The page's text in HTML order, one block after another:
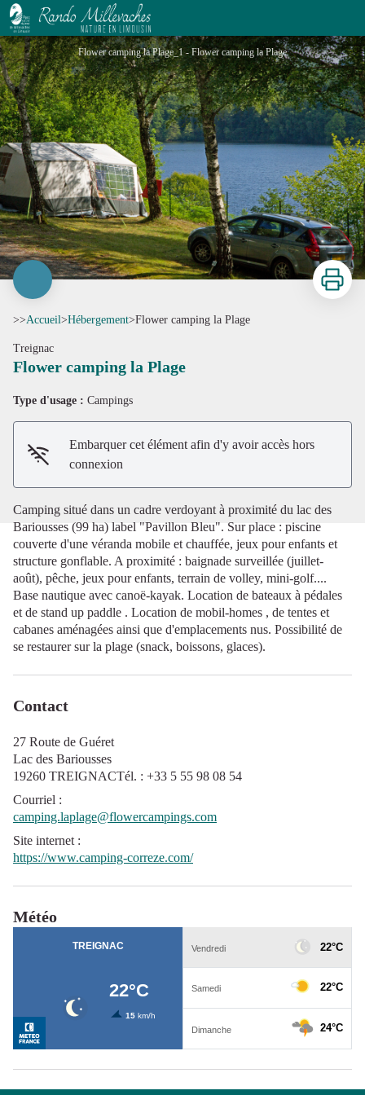
Flower camping la Plage
Flower camping la Plage_1 - Flower camping la Plage
Imprimer
>>Accueil>Hébergement>Flower camping la Plage
Treignac
Flower camping la Plage
Type d'usage : Campings
Embarquer cet élément afin d'y avoir accès hors
connexion
Camping situé dans un cadre verdoyant à proximité du lac des
Bariousses (99 ha) label "Pavillon Bleu". Sur place : piscine
couverte d'une véranda mobile et chauffée, jeux pour enfants et
structure gonflable. A proximité : baignade surveillée (juillet-
août), pêche, jeux pour enfants, terrain de volley, mini-golf....
Base nautique avec canoë-kayak. Location de bateaux à pédales
et de stand up paddle . Location de mobil-homes , de tentes et
cabanes aménagées ainsi que d'emplacements nus. Possibilité de
se restaurer sur la plage (snack, boissons, glaces).
Contact
27 Route de Guéret
Lac des Bariousses
19260 TREIGNACTél. : +33 5 55 98 08 54
Courriel :
camping.laplage@flowercampings.com
Site internet :
https://www.camping-correze.com/
Météo